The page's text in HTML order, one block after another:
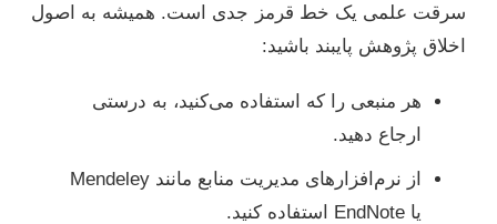
سرقت علمی یک خط قرمز جدی است. همیشه به اصول
اخلاق پژوهش پایبند باشید:
هر منبعی را که استفاده می‌کنید، به درستی
ارجاع دهید.
از نرم‌افزارهای مدیریت منابع مانند Mendeley
یا EndNote استفاده کنید.